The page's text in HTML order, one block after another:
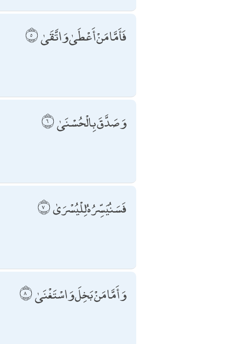
فَأَمَّا مَنْ أَعْطَىٰ وَاتَّقَىٰ
وَصَدَّقَ بِالْحُسْنَىٰ
فَسَنُيَسِّرُهُ لِلْيُسْرَىٰ
وَأَمَّا مَنْ بَخِلَ وَاسْتَغْنَىٰ